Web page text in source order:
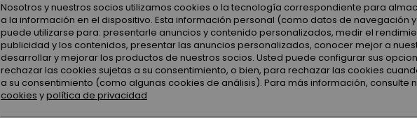
Nosotros y nuestros socios utilizamos cookies o la tecnología correspondiente para
a la información en el dispositivo. Esta información personal (como datos de navegación
puede utilizarse para: presentarle anuncios y contenido personalizados, medir el
publicidad y los contenidos, presentar las anuncios personalizados, conocer mejor a
desarrollar y mejorar los productos de nuestros socios. Usted puede configurar sus
rechazar las cookies sujetas a su consentimiento, o bien, para rechazar las cookies
a su consentimiento (como algunas cookies de análisis). Para más información, consulte
cookies ypolítica de privacidad